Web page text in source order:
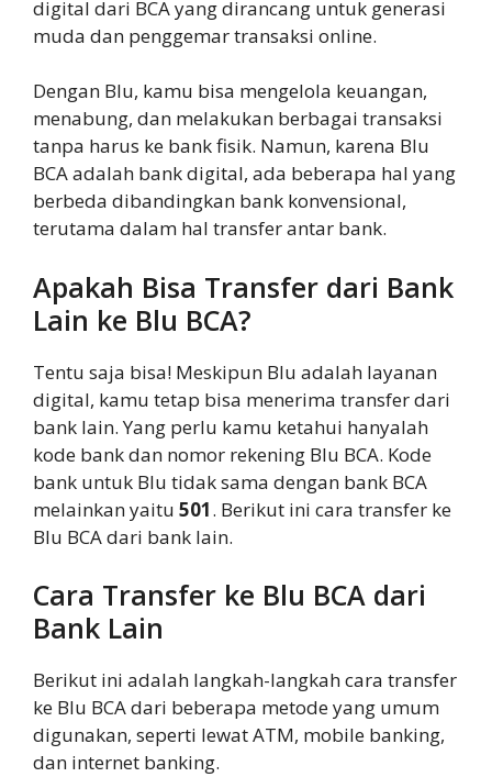
digital dari BCA yang dirancang untuk generasi
muda dan penggemar transaksi online.
Dengan Blu, kamu bisa mengelola keuangan,
menabung, dan melakukan berbagai transaksi
tanpa harus ke bank fisik. Namun, karena Blu
BCA adalah bank digital, ada beberapa hal yang
berbeda dibandingkan bank konvensional,
terutama dalam hal transfer antar bank.
Apakah Bisa Transfer dari Bank
Lain ke Blu BCA?
Tentu saja bisa! Meskipun Blu adalah layanan
digital, kamu tetap bisa menerima transfer dari
bank lain. Yang perlu kamu ketahui hanyalah
kode bank dan nomor rekening Blu BCA. Kode
bank untuk Blu tidak sama dengan bank BCA
melainkan yaitu 501. Berikut ini cara transfer ke
Blu BCA dari bank lain.
Cara Transfer ke Blu BCA dari
Bank Lain
Berikut ini adalah langkah-langkah cara transfer
ke Blu BCA dari beberapa metode yang umum
digunakan, seperti lewat ATM, mobile banking,
dan internet banking.